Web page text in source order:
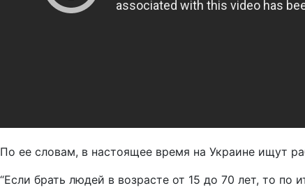
По ее словам, в настоящее время на Украине ищут
“Если брать людей в возрасте от 15 до 70 лет, то по